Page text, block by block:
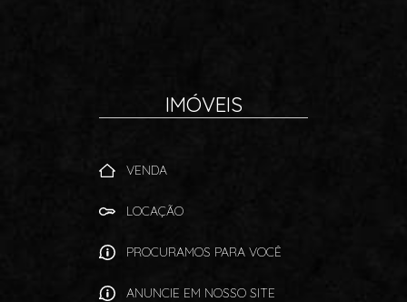
IMÓVEIS
VENDA
LOCAÇÃO
PROCURAMOS PARA VOCÊ
ANUNCIE EM NOSSO SITE